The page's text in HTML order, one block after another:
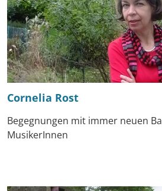
Cornelia Rost
Begegnungen mit immer neuen
MusikerInnen